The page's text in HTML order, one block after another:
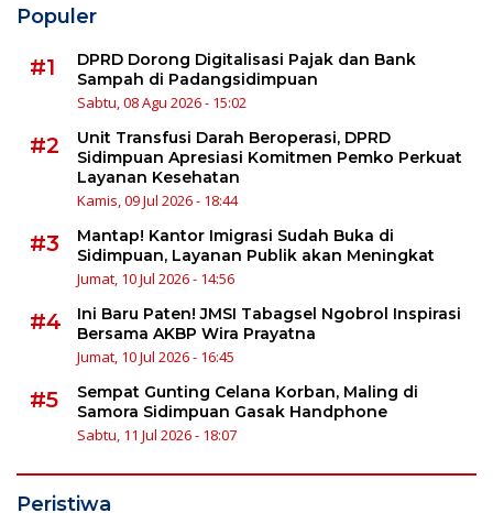
Populer
#1
DPRD Dorong Digitalisasi Pajak dan Bank
Sampah di Padangsidimpuan
Sabtu, 08 Agu 2026 - 15:02
#2
Unit Transfusi Darah Beroperasi, DPRD
Sidimpuan Apresiasi Komitmen Pemko Perkuat
Layanan Kesehatan
Kamis, 09 Jul 2026 - 18:44
#3
Mantap! Kantor Imigrasi Sudah Buka di
Sidimpuan, Layanan Publik akan Meningkat
Jumat, 10 Jul 2026 - 14:56
#4
Ini Baru Paten! JMSI Tabagsel Ngobrol Inspirasi
Bersama AKBP Wira Prayatna
Jumat, 10 Jul 2026 - 16:45
#5
Sempat Gunting Celana Korban, Maling di
Samora Sidimpuan Gasak Handphone
Sabtu, 11 Jul 2026 - 18:07
Peristiwa